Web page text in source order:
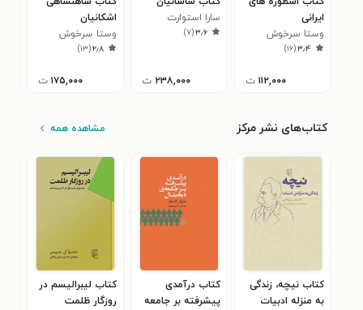
ایرانی
وستا سرخوش
کرتیس
۳٫۴(۱۶)
۱۱۲,۰۰۰ ت
سارا استوارت
۳٫۶(۷)
۲۳۸,۰۰۰ ت
اشکانیان
وستا سرخوش
کرتیس
۲٫۸(۱۳)
۱۷۵,۰۰۰ ت
کتاب‌های نشر مرکز مشاهده همه
کتاب نیچه، زندگی
به منزله ادبیات
کتاب درآمدی
پیشرفته بر جامعه
کتاب لیبرالیسم در
روزگار ظلمت